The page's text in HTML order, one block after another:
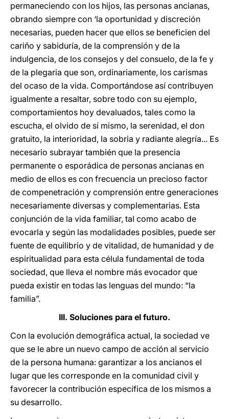
permaneciendo con los hijos, las personas ancianas,
obrando siempre con ‘la oportunidad y discreción
necesarias, pueden hacer que ellos se beneficien del
cariño y sabiduría, de la comprensión y de la
indulgencia, de los consejos y del consuelo, de la fe y
de la plegaria que son, ordinariamente, los carismas
del ocaso de la vida. Comportándose así contribuyen
igualmente a resaltar, sobre todo con su ejemplo,
comportamientos hoy devaluados, tales como la
escucha, el olvido de sí mismo, la serenidad, el don
gratuito, la interioridad, la sobria y radiante alegría... Es
necesario subrayar también que la presencia
permanente o esporádica de personas ancianas en
medio de ellos es con frecuencia un precioso factor
de compenetración y comprensión entre generaciones
necesariamente diversas y complementarias. Esta
conjunción de la vida familiar, tal como acabo de
evocarla y según las modalidades posibles, puede ser
fuente de equilibrio y de vitalidad, de humanidad y de
espiritualidad para esta célula fundamental de toda
sociedad, que lleva el nombre más evocador que
pueda existir en todas las lenguas del mundo: “la
familia”.
III. Soluciones para el futuro.
Con la evolución demográfica actual, la sociedad ve
que se le abre un nuevo campo de acción al servicio
de la persona humana: garantizar a los ancianos el
lugar que les corresponde en la comunidad civil y
favorecer la contribución específica de los mismos a
su desarrollo.